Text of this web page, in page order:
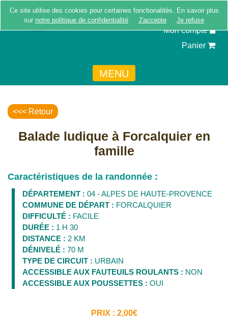
Ce site utilise des cookies pour certaines fonctionalités. En savoir plus
sur notre politique de confidentialité J'accepte Je refuse
Inscription
Mon compte
Panier
MENU
<<< Retour
Balade ludique à Forcalquier en
famille
Caractéristiques de la randonnée :
DÉPARTEMENT : 04 - ALPES DE HAUTE-PROVENCE
COMMUNE DE DÉPART : FORCALQUIER
DIFFICULTÉ : FACILE
DURÉE : 1 H 30
DISTANCE : 2 KM
DÉNIVELÉ : 70 M
TYPE DE CIRCUIT : URBAIN
ACCESSIBLE AUX FAUTEUILS ROULANTS : NON
ACCESSIBLE AUX POUSSETTES : OUI
PRIX : 2,00€